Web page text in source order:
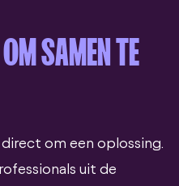
SAMEN TE
om een oplossing.
uit de